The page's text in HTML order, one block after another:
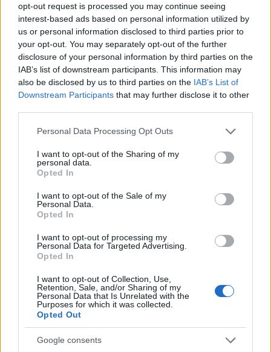
opt-out request is processed you may continue seeing
interest-based ads based on personal information utilized by
us or personal information disclosed to third parties prior to
your opt-out. You may separately opt-out of the further
disclosure of your personal information by third parties on the
IAB’s list of downstream participants. This information may
also be disclosed by us to third parties on the IAB’s List of
Downstream Participants that may further disclose it to other
Please note that this website/app uses one or more Google
not limited to your visit or usage behaviour. You may click to
grant or deny consent to Google and its third-party tags to
use your data for below specified purposes in below Google
consent section.
Personal Data Processing Opt Outs
I want to opt-out of the Sharing of my
personal data.
Opted In
I want to opt-out of the Sale of my
Personal Data.
Opted In
I want to opt-out of processing my
Personal Data for Targeted Advertising.
Opted In
I want to opt-out of Collection, Use,
Retention, Sale, and/or Sharing of my
Personal Data that Is Unrelated with the
Purposes for which it was collected.
Opted Out
Google consents
της Ζωής μας
Οι άνθρωποι, οι αυθεντικές ιστορίες,
το ελληνικό καλοκαίρι και ένας
πολιτισμός που μας ενώνει κάθε μέρα.
ΓΙΑ ΤΟ ΚΑΛΟΚΑΙΡΙ ΣΟΥ →